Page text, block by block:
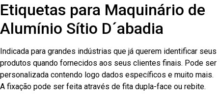
Etiquetas para Maquinário de
Alumínio Sítio D´abadia
Indicada para grandes indústrias que já querem identificar seus
produtos quando fornecidos aos seus clientes finais. Pode ser
personalizada contendo logo dados específicos e muito mais.
A fixação pode ser feita através de fita dupla-face ou rebite.